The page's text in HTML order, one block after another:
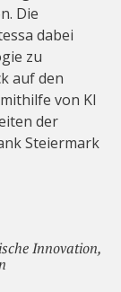
Die
dabei
zu
auf den
von KI
der
Steiermark
Innovation,